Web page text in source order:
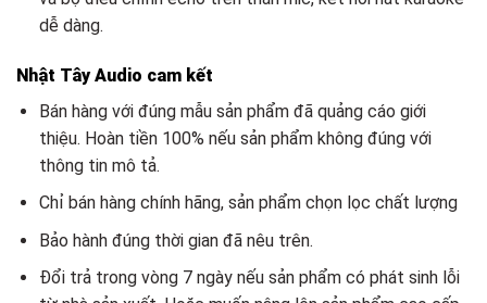
dễ dàng.
Nhật Tây Audio cam kết
Bán hàng với đúng mẫu sản phẩm đã quảng cáo giới
thiệu. Hoàn tiền 100% nếu sản phẩm không đúng với
thông tin mô tả.
Chỉ bán hàng chính hãng, sản phẩm chọn lọc chất lượng
Bảo hành đúng thời gian đã nêu trên.
Đổi trả trong vòng 7 ngày nếu sản phẩm có phát sinh lỗi